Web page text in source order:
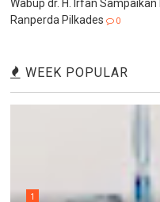
Wabup dr. H. Irfan
Ranperda Pilkades
0
WEEK POPULAR
1